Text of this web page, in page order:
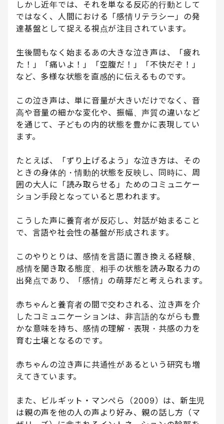
しかし近年では、それを単なる反応的行動として
ではなく、人間における「感情リテラシー」の発
達基盤として捉える視点が注目されています。
生後間もなく始まるあの大きな泣き声は、「疲れ
た！」「痛いよ！」「空腹だ！」「不快だぞ！」
など、多様な状態を直感的に伝えるものです。
この泣き声は、単に音量が大きいだけでなく、音
高や音量の細かな変化や、振幅、声質の違いなど
を通じて、子どもの内的状態を豊かに表現してい
ます。
たとえば、「ずり上げるよう」な泣き方は、その
ときの身体的・情動的状態を反映し、同時に、周
囲の大人に「読み取らせる」ためのコミュニケー
ション手段となっていると思われます。
こうした声に養育者が反応し、対話が始まること
で、言語や社会性の基盤が形成されます。
このやりとりは、感情を言語に置き換える経験、
感情を聞き取る態度、相手の状態を読み取る力の
出発点であり、「感情」の萌芽だと考えられます。
赤ちゃんと養育者の間で交わされる、泣き声を介
したコミュニケーションは、非言語的ながらも豊
かな意味を持ち、感情の理解・表現・共感の力を
育む土壌となるのです。
赤ちゃんの泣き声に共通性があるという研究も増
えてきています。
また、ビルギット・マンぺら（2009）は、新生児
は親の声を他の人の声より好み、親の話し方（マ